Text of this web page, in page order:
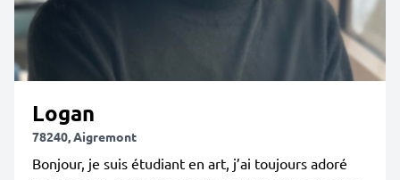
Logan
78240, Aigremont
Bonjour, je suis étudiant en art, j’ai toujours adoré